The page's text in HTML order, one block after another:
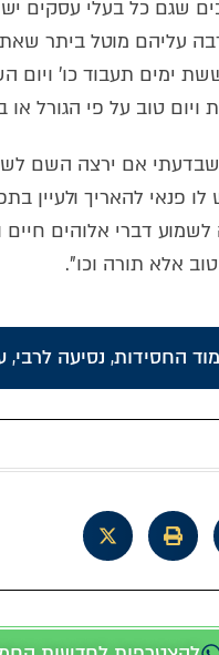
שגם כל בעלי עסקים
עליהם מוטל ביתר שאת
ימים תעבוד כו' ויום
ויום טוב על פי הגורל
שבדעתי אם ירצה השם
פנאי להאריך ולעיין
דברי אלוהים
אלא תורה וכו".
החסידות, נסיעה לרבי,